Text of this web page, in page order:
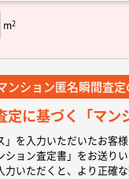
m2
ンション匿名瞬間査定
定に基づく 「マン
」を入力いただいたお客
ション査定書」 をお送りい
力いただくと、より正確